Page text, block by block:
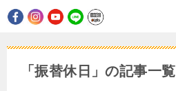
「振替休日」の記事一覧